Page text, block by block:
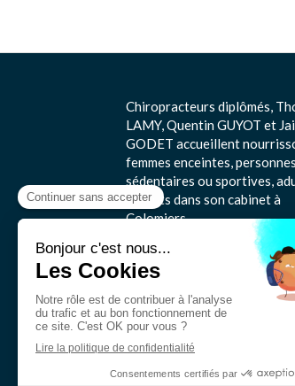
Chiropracteurs diplômés,
LAMY, Quentin GUYOT et
GODET accueillent
femmes enceintes, personnes
sédentaires ou sportives,
enfants dans son cabinet à
Colomiers.
©2022 Thomas Lamy